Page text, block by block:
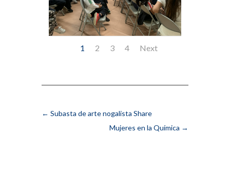
1 2 3 4 Next
← Subasta de arte nogalista Share
Mujeres en la Química →